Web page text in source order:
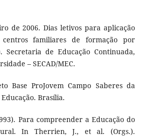
de 2006. Dias letivos para aplicação
familiares de formação por
Secretaria de Educação Continuada,
– SECAD/MEC.
Base ProJovem Campo Saberes da
Brasília.
Para compreender a Educação do
In Therrien, J., et al. (Orgs.).